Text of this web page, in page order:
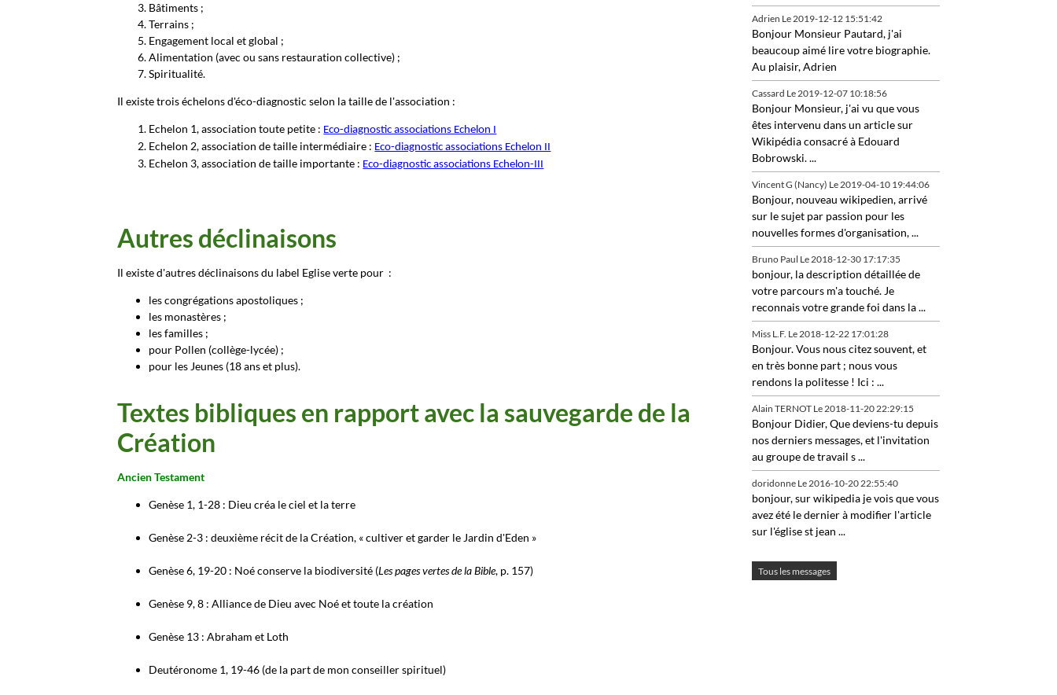
Bâtiments ;
Terrains ;
Engagement local et global ;
Alimentation (avec ou sans restauration collective) ;
Spiritualité.
Il existe trois échelons d'éco-diagnostic selon la taille de l'association :
Echelon 1, association toute petite : Eco-diagnostic associations Echelon I
Echelon 2, association de taille intermédiaire : Eco-diagnostic associations Echelon II
Echelon 3, association de taille importante : Eco-diagnostic associations Echelon-III
Autres déclinaisons
Il existe d'autres déclinaisons du label Eglise verte pour :
les congrégations apostoliques ;
les monastères ;
les familles ;
pour Pollen (collège-lycée) ;
pour les Jeunes (18 ans et plus).
Textes bibliques en rapport avec la sauvegarde de la
Création
Ancien Testament
Genèse 1, 1-28 : Dieu créa le ciel et la terre
Genèse 2-3 : deuxième récit de la Création, «cultiver et garder le Jardin d'Eden »
Genèse 6, 19-20 : Noé conserve la biodiversité (Les pages vertes de la Bible, p. 157)
Genèse 9, 8 : Alliance de Dieu avec Noé et toute la création
Genèse 13 : Abraham et Loth
Deutéronome 1, 19-46 (de la part de mon conseiller spirituel)
Adrien Le 2019-12-12 15:51:42
Bonjour Monsieur Pautard, j'ai
beaucoup aimé lire votre biographie.
Au plaisir, Adrien
Cassard Le 2019-12-07 10:18:56
Bonjour Monsieur, j'ai vu que vous
êtes intervenu dans un article sur
Wikipédia consacré à Edouard
Bobrowski. ...
Vincent G (Nancy) Le 2019-04-10 19:44:06
Bonjour, nouveau wikipedien, arrivé
sur le sujet par passion pour les
nouvelles formes d'organisation, ...
Bruno Paul Le 2018-12-30 17:17:35
bonjour, la description détaillée de
votre parcours m'a touché. Je
reconnais votre grande foi dans la ...
Miss L.F. Le 2018-12-22 17:01:28
Bonjour. Vous nous citez souvent, et
en très bonne part ; nous vous
rendons la politesse ! Ici : ...
Alain TERNOT Le 2018-11-20 22:29:15
Bonjour Didier, Que deviens-tu depuis
nos derniers messages, et l'invitation
au groupe de travail s ...
doridonne Le 2016-10-20 22:55:40
bonjour, sur wikipedia je vois que vous
avez été le dernier à modifier l'article
sur l'église st jean ...
Tous les messages